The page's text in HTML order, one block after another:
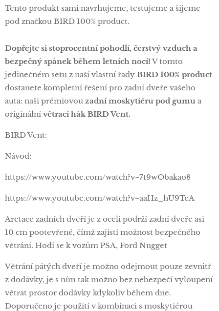
Tento produkt sami navrhujeme, testujeme a šijeme
pod značkou BIRD 100% product.
Dopřejte si stoprocentní pohodlí, čerstvý vzduch a
bezpečný spánek během letních nocí!V tomto
jedinečném setu z naší vlastní řady BIRD 100% product
dostanete kompletní řešení pro zadní dveře vašeho
auta: naši prémiovou zadní moskytiéru pod gumu a
originální větrací hák BIRD Vent.
BIRD Vent:
Návod:
https://www.youtube.com/watch?v=7t9wObakao8
https://www.youtube.com/watch?v=aaHz_hU9TeA
Aretace zadních dveří je z oceli podrží zadní dveře asi
10 cm pootevřené, čímž zajistí možnost bezpečného
větrání. Hodí se k vozům PSA, Ford Nugget
Větrání pátých dveří je možno odejmout pouze zevnitř
z dodávky, je s ním tak možno bez nebezpečí vyloupení
větrat prostor dodávky kdykoliv během dne.
Doporučeno je použití v kombinaci s moskytiérou